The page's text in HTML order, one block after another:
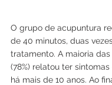
O grupo de acupuntura
de 40 minutos, duas
tratamento. A maioria
(78%) relatou ter
há mais de 10 anos. Ao